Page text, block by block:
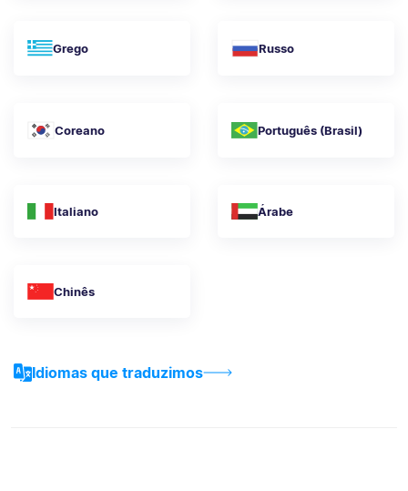
Grego Russo
Coreano Português (Brasil)
Italiano Árabe
Chinês
Idiomas que traduzimos